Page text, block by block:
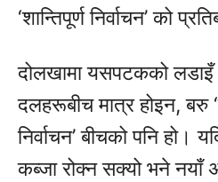
‘शान्तिपूर्ण निर्वाचन’ को
दोलखामा यसपटकको
दलहरूबीच मात्र होइन, बरु
निर्वाचन’ बीचको पनि हो।
कब्जा रोक्न सक्यो भने नयाँ